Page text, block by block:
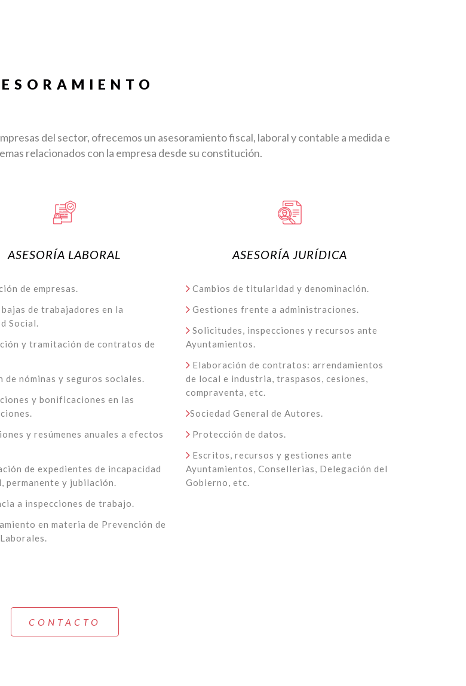
del sector, ofrecemos un asesoramiento fiscal, laboral y contable a medida e
relacionados con la empresa desde su constitución.
ASESORÍA LABORAL
de empresas.
de trabajadores en la
Social.
y tramitación de contratos de
de nóminas y seguros sociales.
y bonificaciones en las
y resúmenes anuales a efectos
de expedientes de incapacidad
permanente y jubilación.
a inspecciones de trabajo.
en materia de Prevención de
ASESORÍA JURÍDICA
Cambios de titularidad y denominación.
Gestiones frente a administraciones.
Solicitudes, inspecciones y recursos ante
Ayuntamientos.
Elaboración de contratos: arrendamientos
de local e industria, traspasos, cesiones,
compraventa, etc.
Sociedad General de Autores.
Protección de datos.
Escritos, recursos y gestiones ante
Ayuntamientos, Consellerias, Delegación del
Gobierno, etc.
CONTACTO